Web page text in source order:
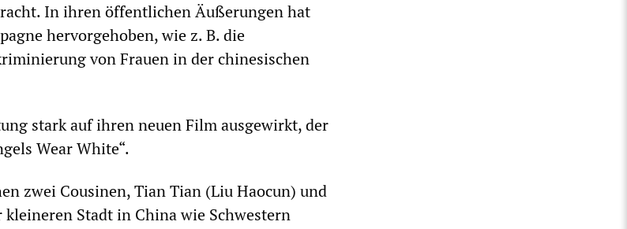
In ihren öffentlichen Äußerungen hat
hervorgehoben, wie z. B. die
von Frauen in der chinesischen
stark auf ihren neuen Film ausgewirkt, der
Wear White“.
zwei Cousinen, Tian Tian (Liu Haocun) und
Stadt in China wie Schwestern